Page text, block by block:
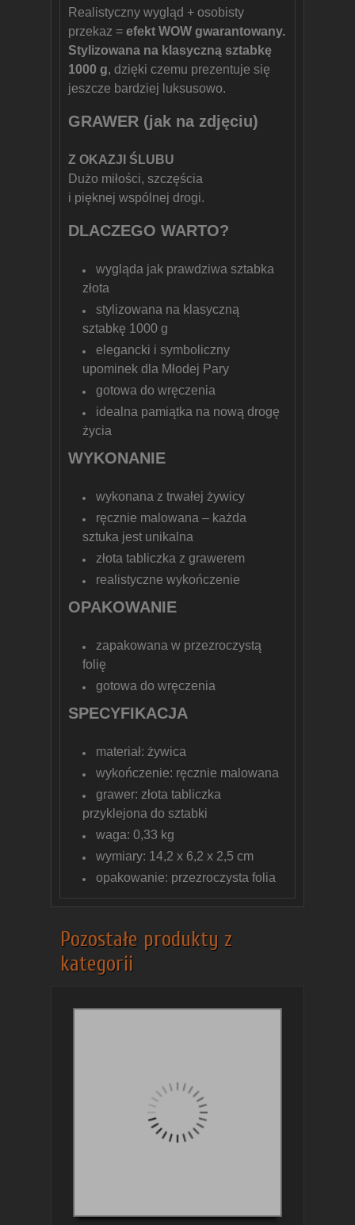
Realistyczny wygląd + osobisty
przekaz = efekt WOW gwarantowany.
Stylizowana na klasyczną sztabkę
1000 g, dzięki czemu prezentuje się
jeszcze bardziej luksusowo.
GRAWER (jak na zdjęciu)
Z OKAZJI ŚLUBU
Dużo miłości, szczęścia
i pięknej wspólnej drogi.
DLACZEGO WARTO?
wygląda jak prawdziwa sztabka
złota
stylizowana na klasyczną
sztabkę 1000 g
elegancki i symboliczny
upominek dla Młodej Pary
gotowa do wręczenia
idealna pamiątka na nową drogę
życia
WYKONANIE
wykonana z trwałej żywicy
ręcznie malowana – każda
sztuka jest unikalna
złota tabliczka z grawerem
realistyczne wykończenie
OPAKOWANIE
zapakowana w przezroczystą
folię
gotowa do wręczenia
SPECYFIKACJA
materiał: żywica
wykończenie: ręcznie malowana
grawer: złota tabliczka
przyklejona do sztabki
waga: 0,33 kg
wymiary: 14,2 x 6,2 x 2,5 cm
opakowanie: przezroczysta folia
Pozostałe produkty z
kategorii